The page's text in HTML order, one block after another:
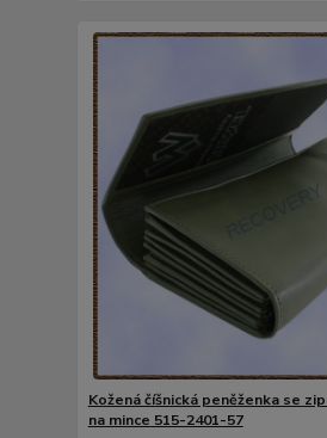
Kožená číšnická peněženka se
na mince 515-2401-57